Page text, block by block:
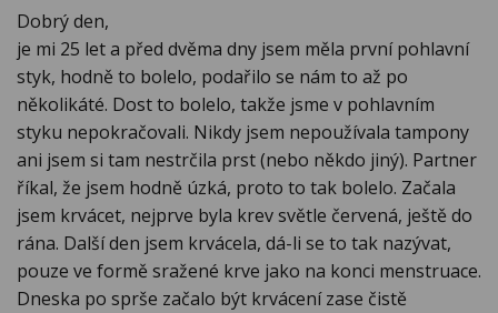
Dobrý den,
je mi 25 let a před dvěma dny jsem měla první pohlavní
styk, hodně to bolelo, podařilo se nám to až po
několikáté. Dost to bolelo, takže jsme v pohlavním
styku nepokračovali. Nikdy jsem nepoužívala tampony
ani jsem si tam nestrčila prst (nebo někdo jiný). Partner
říkal, že jsem hodně úzká, proto to tak bolelo. Začala
jsem krvácet, nejprve byla krev světle červená, ještě do
rána. Další den jsem krvácela, dá-li se to tak nazývat,
pouze ve formě sražené krve jako na konci menstruace.
Dneska po sprše začalo být krvácení zase čistě